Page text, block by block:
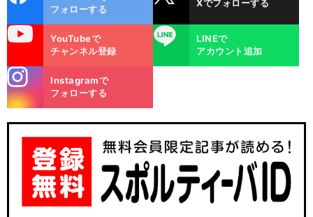
ok
フォローする
Xでフォローする
YouTubeで
チャンネル登録
LINE
LINEで
アカウント追加
m
Instagramで
フォローする